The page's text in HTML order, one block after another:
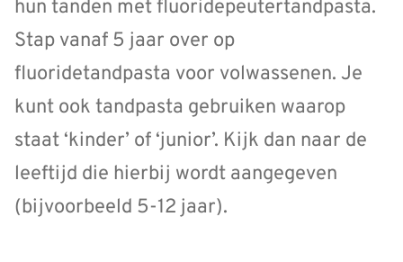
hun tanden met fluoridepeutertandpasta.
Stap vanaf 5 jaar over op
fluoridetandpasta voor volwassenen. Je
kunt ook tandpasta gebruiken waarop
staat ‘kinder’ of ‘junior’. Kijk dan naar de
leeftijd die hierbij wordt aangegeven
(bijvoorbeeld 5-12 jaar).